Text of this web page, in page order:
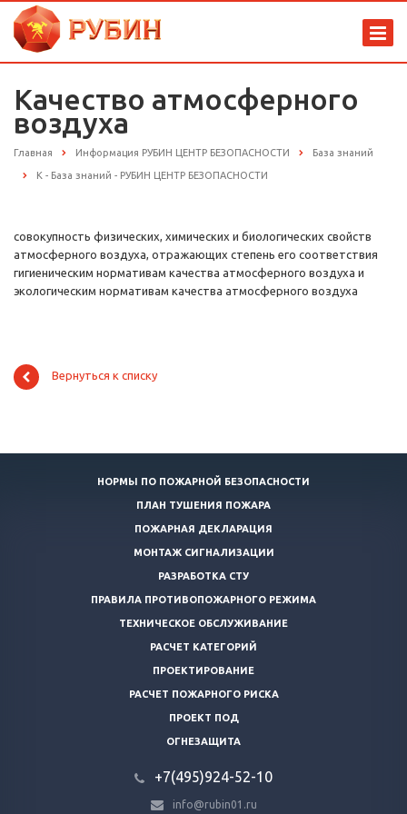
Качество атмосферного
воздуха
Главная Информация РУБИН ЦЕНТР БЕЗОПАСНОСТИ База знаний
К - База знаний - РУБИН ЦЕНТР БЕЗОПАСНОСТИ
совокупность физических, химических и биологических свойств
атмосферного воздуха, отражающих степень его соответствия
гигиеническим нормативам качества атмосферного воздуха и
экологическим нормативам качества атмосферного воздуха
Вернуться к списку
НОРМЫ ПО ПОЖАРНОЙ БЕЗОПАСНОСТИ
ПЛАН ТУШЕНИЯ ПОЖАРА
ПОЖАРНАЯ ДЕКЛАРАЦИЯ
МОНТАЖ СИГНАЛИЗАЦИИ
РАЗРАБОТКА СТУ
ПРАВИЛА ПРОТИВОПОЖАРНОГО РЕЖИМА
ТЕХНИЧЕСКОЕ ОБСЛУЖИВАНИЕ
РАСЧЕТ КАТЕГОРИЙ
ПРОЕКТИРОВАНИЕ
РАСЧЕТ ПОЖАРНОГО РИСКА
ПРОЕКТ ПОД
ОГНЕЗАЩИТА
+7(495)924-52-10
info@rubin01.ru